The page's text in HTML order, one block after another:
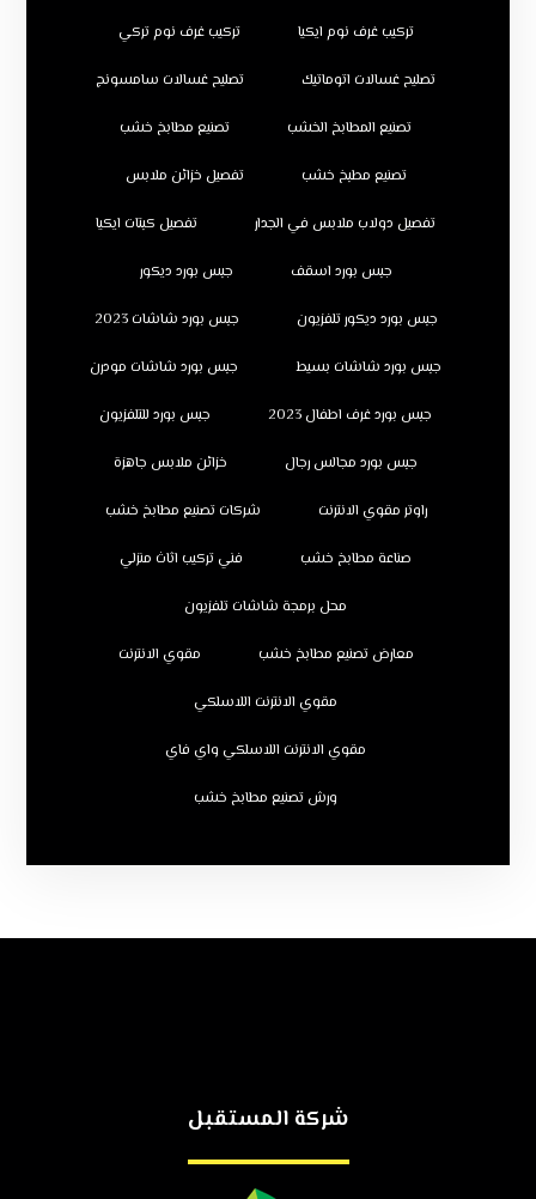
تركيب غرف نوم ايكيا تركيب غرف نوم تركي
تصليح غسالات اتوماتيك تصليح غسالات سامسونج
تصنيع المطابخ الخشب تصنيع مطابخ خشب
تصنيع مطبخ خشب تفصيل خزائن ملابس
تفصيل دولاب ملابس في الجدار تفصيل كبتات ايكيا
جبس بورد اسقف جبس بورد ديكور
جبس بورد ديكور تلفزيون جبس بورد شاشات 2023
جبس بورد شاشات بسيط جبس بورد شاشات مودرن
جبس بورد غرف اطفال 2023 جبس بورد للتلفزيون
جبس بورد مجالس رجال خزائن ملابس جاهزة
راوتر مقوي الانترنت شركات تصنيع مطابخ خشب
صناعة مطابخ خشب فني تركيب اثاث منزلي
محل برمجة شاشات تلفزيون
معارض تصنيع مطابخ خشب مقوي الانترنت
مقوي الانترنت اللاسلكي
مقوي الانترنت اللاسلكي واي فاي
ورش تصنيع مطابخ خشب
شركة المستقبل